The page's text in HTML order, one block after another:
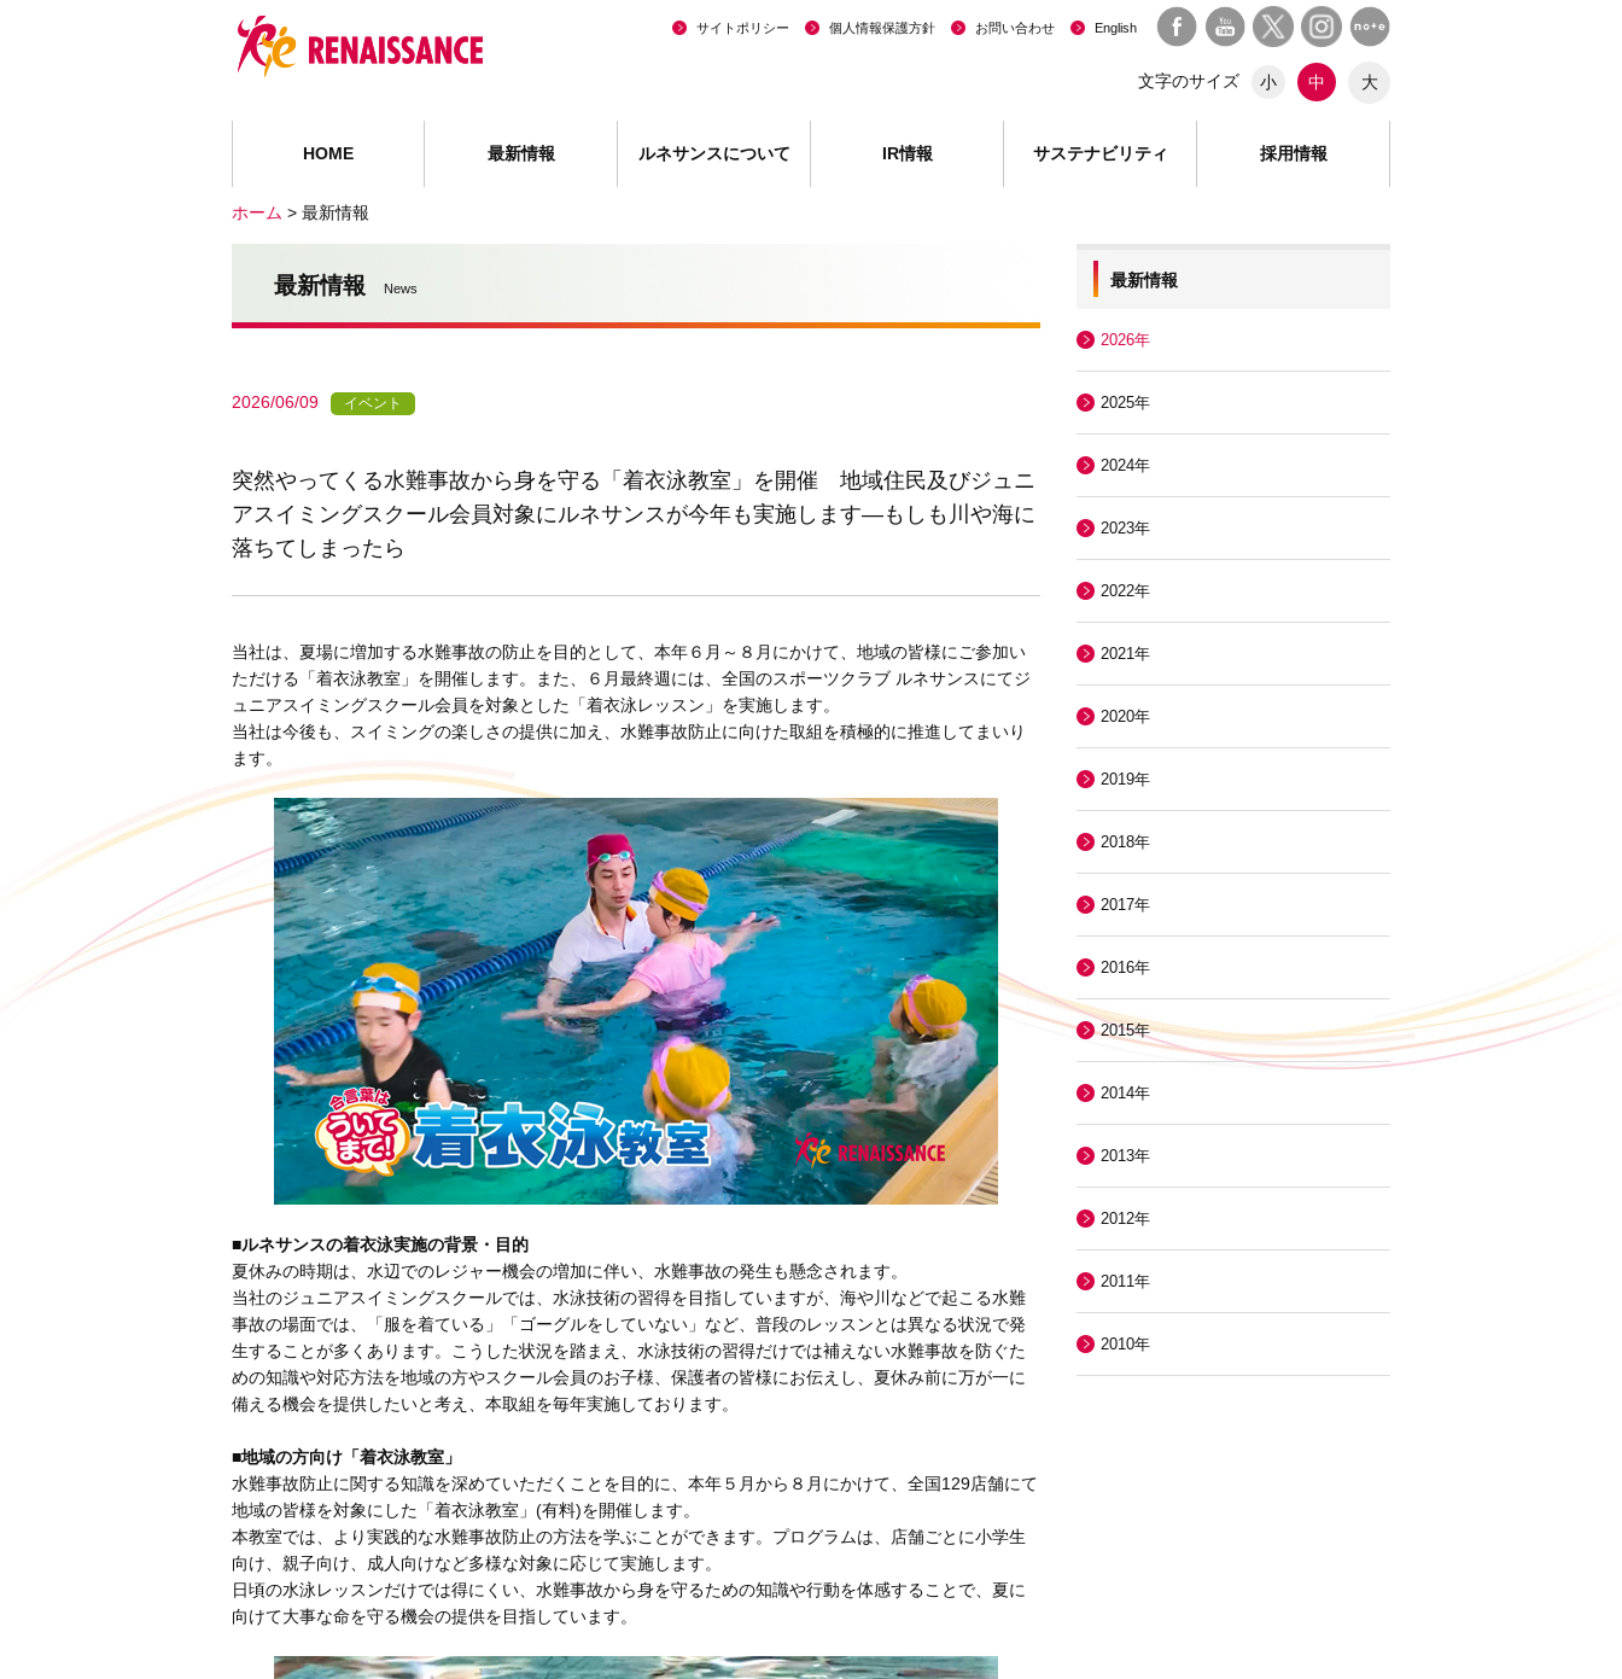
HOME 最新情報 ルネサンスについて IR情報 サステナビリティ 採用情報
サイトポリシー 個人情報保護方針 お問い合わせ English
文字のサイズ 小 中 大
ホーム > 最新情報
最新情報 News
2026/06/09 イベント
突然やってくる水難事故から身を守る「着衣泳教室」を開催 地域住民及びジュニ
アスイミングスクール会員対象にルネサンスが今年も実施します―もしも川や海に
落ちてしまったら
当社は、夏場に増加する水難事故の防止を目的として、本年６月～８月にかけて、地域の皆様にご参加い
ただける「着衣泳教室」を開催します。また、６月最終週には、全国のスポーツクラブ ルネサンスにてジ
ュニアスイミングスクール会員を対象とした「着衣泳レッスン」を実施します。
当社は今後も、スイミングの楽しさの提供に加え、水難事故防止に向けた取組を積極的に推進してまいり
ます。
■ルネサンスの着衣泳実施の背景・目的
夏休みの時期は、水辺でのレジャー機会の増加に伴い、水難事故の発生も懸念されます。
当社のジュニアスイミングスクールでは、水泳技術の習得を目指していますが、海や川などで起こる水難
事故の場面では、「服を着ている」「ゴーグルをしていない」など、普段のレッスンとは異なる状況で発
生することが多くあります。こうした状況を踏まえ、水泳技術の習得だけでは補えない水難事故を防ぐた
めの知識や対応方法を地域の方やスクール会員のお子様、保護者の皆様にお伝えし、夏休み前に万が一に
備える機会を提供したいと考え、本取組を毎年実施しております。
■地域の方向け「着衣泳教室」
水難事故防止に関する知識を深めていただくことを目的に、本年５月から８月にかけて、全国129店舗にて
地域の皆様を対象にした「着衣泳教室」(有料)を開催します。
本教室では、より実践的な水難事故防止の方法を学ぶことができます。プログラムは、店舗ごとに小学生
向け、親子向け、成人向けなど多様な対象に応じて実施します。
日頃の水泳レッスンだけでは得にくい、水難事故から身を守るための知識や行動を体感することで、夏に
向けて大事な命を守る機会の提供を目指しています。
最新情報
2026年
2025年
2024年
2023年
2022年
2021年
2020年
2019年
2018年
2017年
2016年
2015年
2014年
2013年
2012年
2011年
2010年